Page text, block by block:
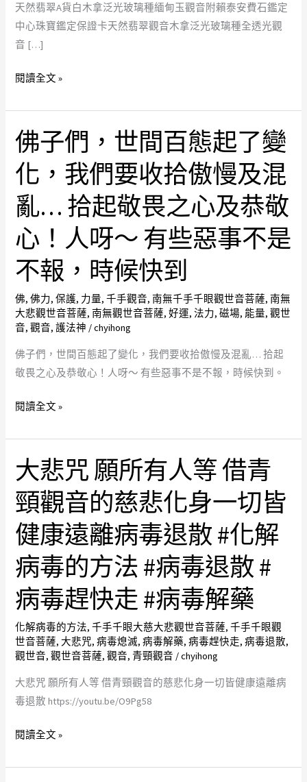
天然翡翠A貨白木拿泛光玻璃種緬甸玉觀音附賴泰安費石鑑定
中心珠寶鑑定保證卡天然翡翠觀音木拿泛光玻璃種全透光觀
音 […]
緬
甸
玉
泰
安
石
鑑
定
心
珠
寶
鑑
定
保
卡
然
翠
觀
音
木
泛
光
玻
璃
種
全
透
光
音
閱讀全文 »
佛子們，世間百態起了變
化，我們要收拾傲慢及混
亂… 拾起敬畏之心及恭敬
心！人呀～ 有些惡事不是
不報，時候快到
佛,佛力,保護, 力量,千手觀音,南無千手千眼觀世音菩薩,南無
大悲觀世音菩薩,南無觀世音菩薩,好運,法力,磁場, 能量,觀世
音,觀音,護法神 /chyihong
佛子們，世間百態起了變化，我們要收拾傲慢及混亂… 拾起
敬畏之心及恭敬心！人呀～ 有些惡事不是不報，時候快到。
佛
子
們，
間
百
態
起
變
化，
們
要
拾
及
亂…
拾
起
敬
畏
之
及
恭
心！
人
閱讀全文 »
大悲咒 願所有人等 借青
頸觀音的慈悲化身一切皆
健康遠離病毒退散 #化解
病毒的方法 #病毒退散 #
病毒趕快走 #病毒解藥
化解病毒的方法,千手千眼大慈大悲觀世音菩薩,千手千眼觀
世音菩薩,大悲咒,病毒熄滅,病毒解藥,病毒趕快走,病毒退散,
觀世音,觀世音菩薩,觀音,青頸觀音 /chyihong
大悲咒 願所有人等 借青頸觀音的慈悲化身一切皆健康遠離病
毒退散 https://youtu.be/O9Pg58
大
悲
咒
所
有
人
等
借
青
頸
音
的
悲
閱讀全文 »